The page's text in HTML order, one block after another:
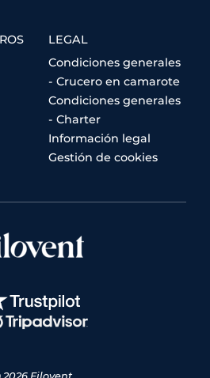
LEGAL
Condiciones generales
- Crucero en camarote
Condiciones generales
- Charter
Información legal
Gestión de cookies